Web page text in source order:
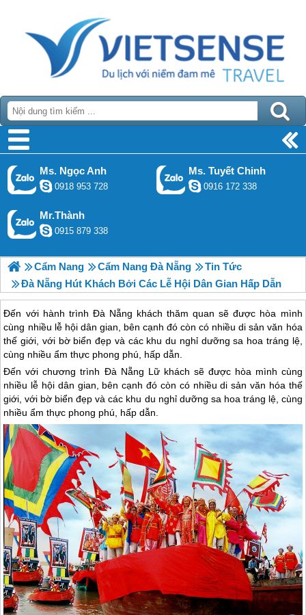
Ms. Ngọc Anh
0918 953 728
Ms. Tuyết Chinh
0916 172 338
Mr.Thành
0915 879 338
Cẩm Nang Cẩm Nang Đà Nẵng
Tin Tức
Đà Nẵng Hút Khách Bởi Các Lễ Hội Dân Gian Hấp Dẫn
Đến với hành trình Đà Nẵng khách thăm quan sẽ được hòa mình
cùng nhiều lễ hội dân gian, bên cạnh đó còn có nhiều di sản văn hóa
thế giới, với bờ biển đẹp và các khu du nghỉ dưỡng sa hoa tráng lệ,
cùng nhiều ẩm thực phong phú, hấp dẫn.
Đến với chương trình Đà Nẵng Lữ khách sẽ được hòa mình cùng
nhiều lễ hội dân gian, bên cạnh đó còn có nhiều di sản văn hóa thế
giới, với bờ biển đẹp và các khu du nghỉ dưỡng sa hoa tráng lệ, cùng
nhiều ẩm thực phong phú, hấp dẫn.